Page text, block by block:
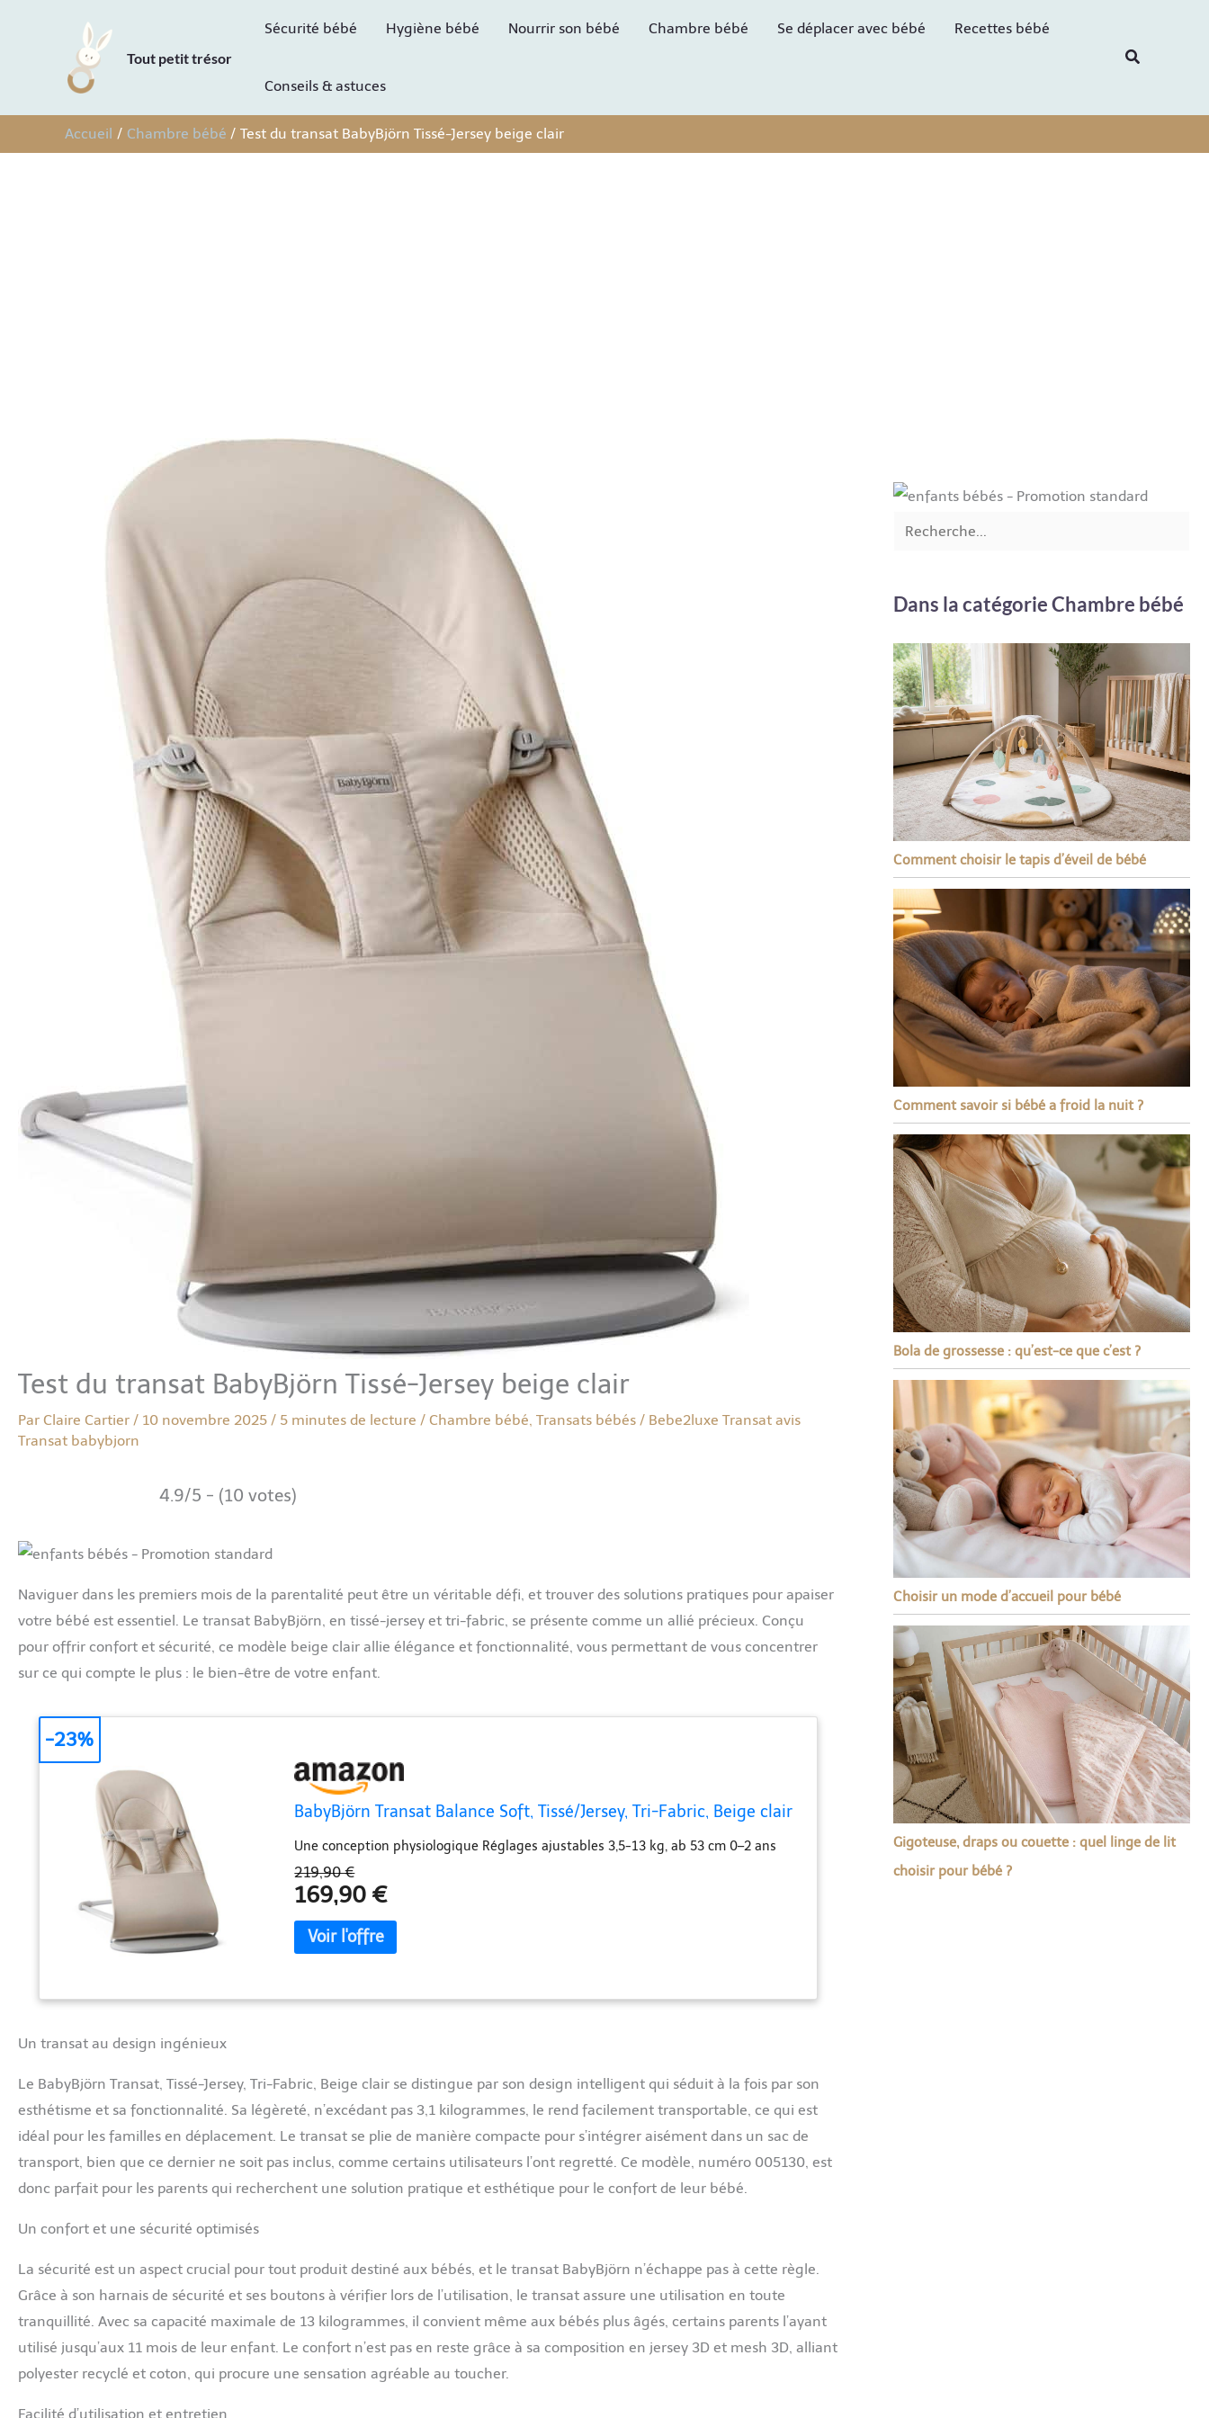
Tout petit trésor
Sécurité bébé Hygiène bébé Nourrir son bébé Chambre bébé Se déplacer avec bébé Recettes bébé
Conseils & astuces
Rechercher
Accueil Chambre bébé Test du transat BabyBjörn Tissé-Jersey beige clair
Test du transat BabyBjörn Tissé-Jersey beige clair
Par Claire Cartier / 10 novembre 2025 / 5 minutes de lecture / Chambre bébé, Transats bébés / Bebe2luxe Transat avis
Transat babybjorn
4.9/5 - (10 votes)
Naviguer dans les premiers mois de la parentalité peut être un véritable défi, et trouver des solutions pratiques pour apaiser
votre bébé est essentiel. Le transat BabyBjörn, en tissé-jersey et tri-fabric, se présente comme un allié précieux. Conçu
pour offrir confort et sécurité, ce modèle beige clair allie élégance et fonctionnalité, vous permettant de vous concentrer
sur ce qui compte le plus : le bien-être de votre enfant.
BabyBjörn Transat Balance Soft, Tissé/Jersey, Tri-Fabric, Beige clair
Une conception physiologique Réglages ajustables 3,5-13 kg, ab 53 cm 0–2 ans
219,90 €
169,90 €
-23%
Un transat au design ingénieux
Le BabyBjörn Transat, Tissé-Jersey, Tri-Fabric, Beige clair se distingue par son design intelligent qui séduit à la fois par son
esthétisme et sa fonctionnalité. Sa légèreté, n’excédant pas 3,1 kilogrammes, le rend facilement transportable, ce qui est
idéal pour les familles en déplacement. Le transat se plie de manière compacte pour s’intégrer aisément dans un sac de
transport, bien que ce dernier ne soit pas inclus, comme certains utilisateurs l’ont regretté. Ce modèle, numéro 005130, est
donc parfait pour les parents qui recherchent une solution pratique et esthétique pour le confort de leur bébé.
Un confort et une sécurité optimisés
La sécurité est un aspect crucial pour tout produit destiné aux bébés, et le transat BabyBjörn n’échappe pas à cette règle.
Grâce à son harnais de sécurité et ses boutons à vérifier lors de l’utilisation, le transat assure une utilisation en toute
tranquillité. Avec sa capacité maximale de 13 kilogrammes, il convient même aux bébés plus âgés, certains parents l’ayant
utilisé jusqu’aux 11 mois de leur enfant. Le confort n’est pas en reste grâce à sa composition en jersey 3D et mesh 3D, alliant
polyester recyclé et coton, qui procure une sensation agréable au toucher.
Facilité d’utilisation et entretien
r
Dans la catégorie Chambre bébé
Comment choisir le tapis d’éveil de bébé
Comment savoir si bébé a froid la nuit ?
Bola de grossesse : qu’est-ce que c’est ?
Choisir un mode d’accueil pour bébé
Gigoteuse, draps ou couette : quel linge de lit
choisir pour bébé ?